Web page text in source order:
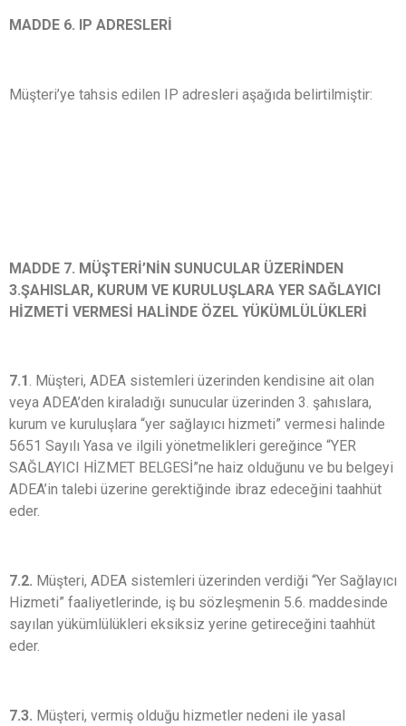
MADDE 6. IP ADRESLERİ
Müşteri’ye tahsis edilen IP adresleri aşağıda belirtilmiştir:
MADDE 7. MÜŞTERİ’NİN SUNUCULAR ÜZERİNDEN
3.ŞAHISLAR, KURUM VE KURULUŞLARA YER SAĞLAYICI
HİZMETİ VERMESİ HALİNDE ÖZEL YÜKÜMLÜLÜKLERİ
7.1. Müşteri, ADEA sistemleri üzerinden kendisine ait olan
veya ADEA’den kiraladığı sunucular üzerinden 3. şahıslara,
kurum ve kuruluşlara “yer sağlayıcı hizmeti” vermesi halinde
5651 Sayılı Yasa ve ilgili yönetmelikleri gereğince “YER
SAĞLAYICI HİZMET BELGESİ”ne haiz olduğunu ve bu belgeyi
ADEA’in talebi üzerine gerektiğinde ibraz edeceğini taahhüt
eder.
7.2. Müşteri, ADEA sistemleri üzerinden verdiği “Yer Sağlayıcı
Hizmeti” faaliyetlerinde, iş bu sözleşmenin 5.6. maddesinde
sayılan yükümlülükleri eksiksiz yerine getireceğini taahhüt
eder.
7.3. Müşteri, vermiş olduğu hizmetler nedeni ile yasal